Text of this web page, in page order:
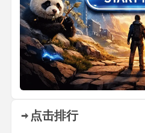
点击排行